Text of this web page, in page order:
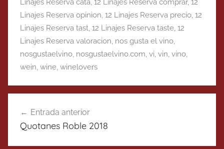
Linajes Reserva cata, 12 Linajes Reserva comprar, 12
Linajes Reserva opinion, 12 Linajes Reserva precio, 12
Linajes Reserva tast, 12 Linajes Reserva taste, 12
Linajes Reserva valoracion, nos gusta el vino,
nosgustaelvino, nosgustaelvino.com, vi, vin, vino,
wein, wine, winelovers
de
Entrada anterior
Quotanes Roble 2018